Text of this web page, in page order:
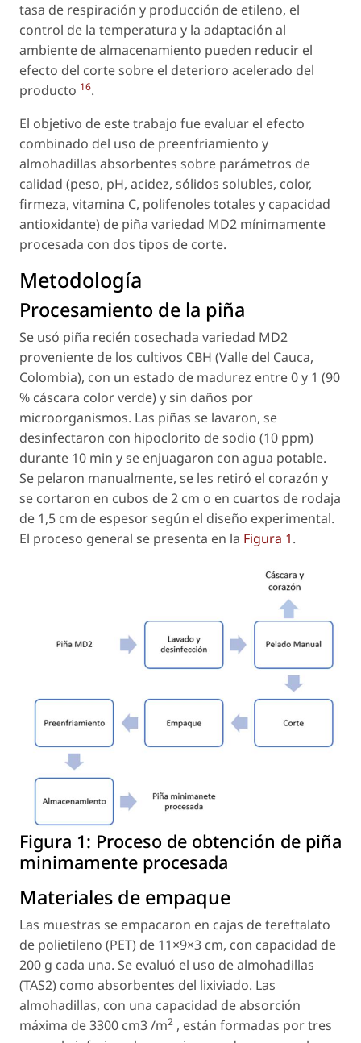
tasa de respiración y producción de etileno, el
control de la temperatura y la adaptación al
ambiente de almacenamiento pueden reducir el
efecto del corte sobre el deterioro acelerado del
producto 16.
El objetivo de este trabajo fue evaluar el efecto
combinado del uso de preenfriamiento y
almohadillas absorbentes sobre parámetros de
calidad (peso, pH, acidez, sólidos solubles, color,
firmeza, vitamina C, polifenoles totales y capacidad
antioxidante) de piña variedad MD2 mínimamente
procesada con dos tipos de corte.
Metodología
Procesamiento de la piña
Se usó piña recién cosechada variedad MD2
proveniente de los cultivos CBH (Valle del Cauca,
Colombia), con un estado de madurez entre 0 y 1 (90
% cáscara color verde) y sin daños por
microorganismos. Las piñas se lavaron, se
desinfectaron con hipoclorito de sodio (10 ppm)
durante 10 min y se enjuagaron con agua potable.
Se pelaron manualmente, se les retiró el corazón y
se cortaron en cubos de 2 cm o en cuartos de rodaja
de 1,5 cm de espesor según el diseño experimental.
El proceso general se presenta en la Figura 1.
Figura 1: Proceso de obtención de piña
minimamente procesada
Materiales de empaque
Las muestras se empacaron en cajas de tereftalato
de polietileno (PET) de 11×9×3 cm, con capacidad de
200 g cada una. Se evaluó el uso de almohadillas
(TAS2) como absorbentes del lixiviado. Las
almohadillas, con una capacidad de absorción
máxima de 3300 cm3 /m2 , están formadas por tres